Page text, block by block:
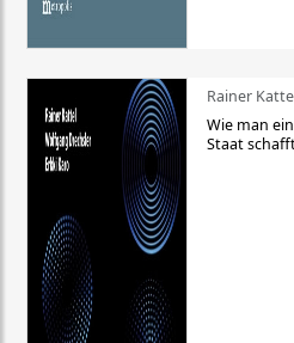
Rainer
Wie man
Staat